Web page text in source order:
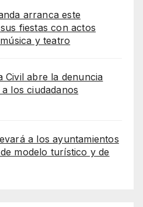
arranca este
fiestas con actos
y teatro
Civil abre la denuncia
los ciudadanos
a los ayuntamientos
modelo turístico y de